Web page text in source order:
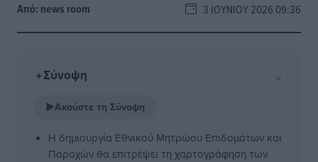
Από: news room 3 ΙΟΥΝΊΟΥ 2026 09:36
✦Σύνοψη ⌄
▶Ακούστε τη Σύνοψη
Η δημιουργία Εθνικού Μητρώου Επιδομάτων και
Παροχών θα επιτρέψει τη χαρτογράφηση των